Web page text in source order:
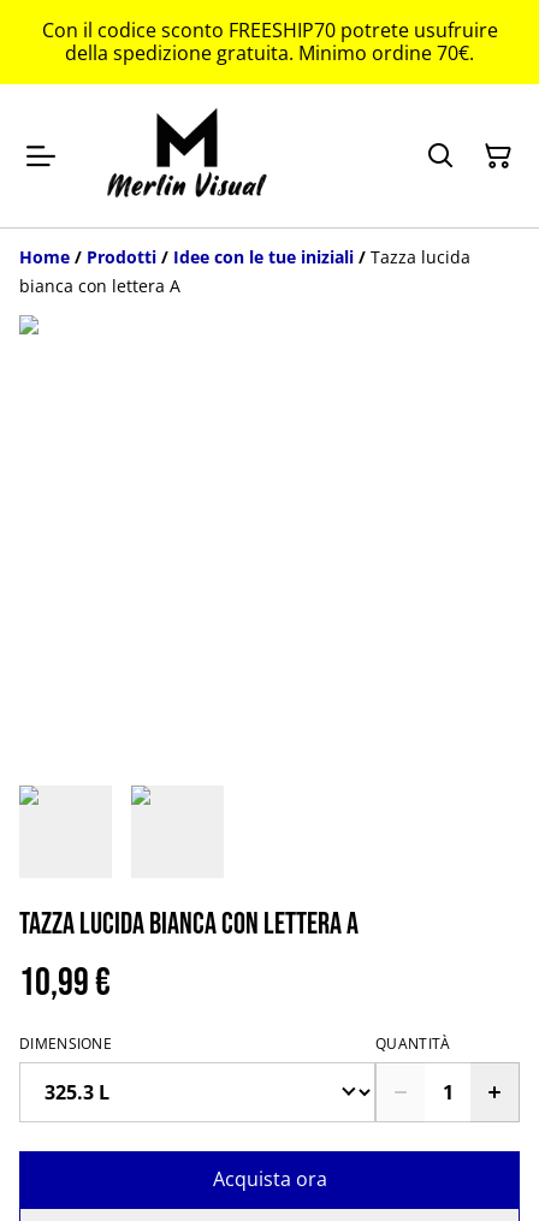
Con il codice sconto FREESHIP70 potrete usufruire
della spedizione gratuita. Minimo ordine 70€.
Home / Prodotti / Idee con le tue iniziali / Tazza lucida
bianca con lettera A
Tazza lucida bianca con lettera A
10,99 €
DIMENSIONE QUANTITÀ
Acquista ora